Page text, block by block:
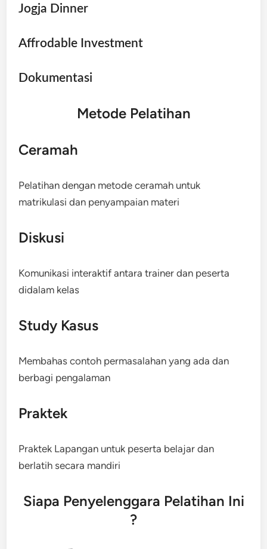
Jogja Dinner
Affrodable Investment
Dokumentasi
Metode Pelatihan
Ceramah
Pelatihan dengan metode ceramah untuk
matrikulasi dan penyampaian materi
Diskusi
Komunikasi interaktif antara trainer dan peserta
didalam kelas
Study Kasus
Membahas contoh permasalahan yang ada dan
berbagi pengalaman
Praktek
Praktek Lapangan untuk peserta belajar dan
berlatih secara mandiri
Siapa Penyelenggara Pelatihan Ini
?